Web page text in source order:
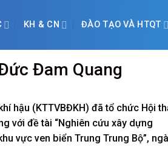
KH & CN ĐÀO TẠO VÀ HTQT
Đam Quang
hậu (KTTVBĐKH) đã tổ chức Hội
với đề tài “Nghiên cứu xây dựng
vực ven biển Trung Trung Bộ”,